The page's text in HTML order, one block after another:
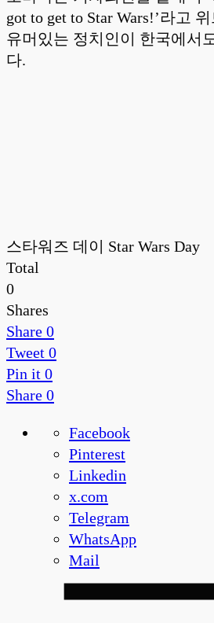
got to get to Star Wars!’라고
유머있는 정치인이 한국에서
다.
스타워즈 데이 Star Wars Day
Total
0
Shares
Share 0
Tweet 0
Pin it 0
Share 0
Facebook
Pinterest
Linkedin
x.com
Telegram
WhatsApp
Mail